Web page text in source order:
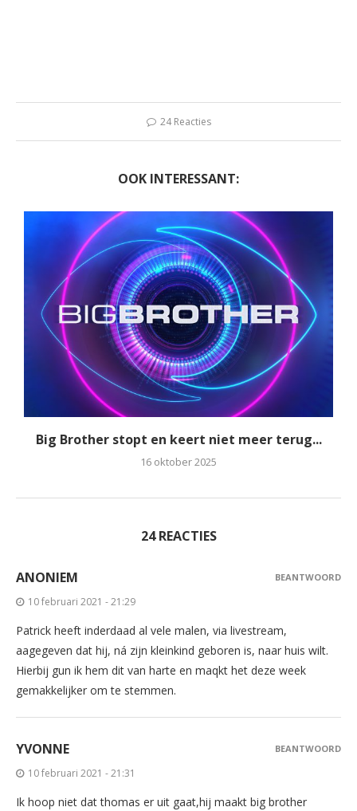
24 Reacties
OOK INTERESSANT:
Big Brother stopt en keert niet meer terug...
16 oktober 2025
24 REACTIES
ANONIEM
10 februari 2021 - 21:29
Patrick heeft inderdaad al vele malen, via livestream,
aagegeven dat hij, ná zijn kleinkind geboren is, naar huis wilt.
Hierbij gun ik hem dit van harte en maqkt het deze week
gemakkelijker om te stemmen.
BEANTWOORD
YVONNE
10 februari 2021 - 21:31
Ik hoop niet dat thomas er uit gaat,hij maakt big brother
BEANTWOORD